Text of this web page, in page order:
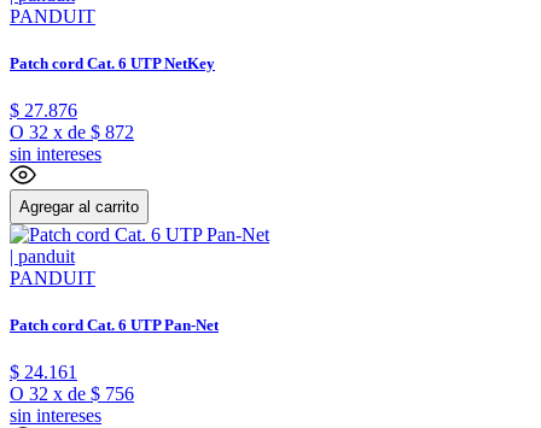
PANDUIT
Patch cord Cat. 6 UTP NetKey
$ 27.876
O 32 x de $ 872
sin intereses
Agregar al carrito
PANDUIT
Patch cord Cat. 6 UTP Pan-Net
$ 24.161
O 32 x de $ 756
sin intereses